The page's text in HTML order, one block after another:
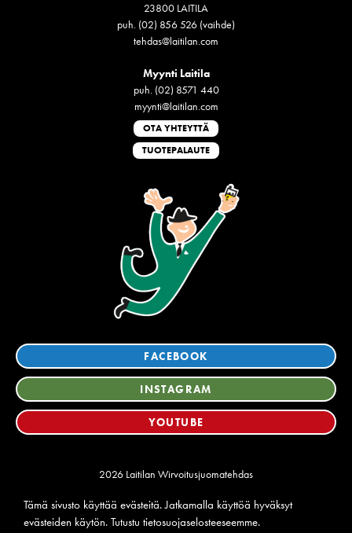
23800 LAITILA
puh. (02) 856 526 (vaihde)
tehdas@laitilan.com
Myynti Laitila
puh. (02) 8571 440
myynti@laitilan.com
OTA YHTEYTTÄ
TUOTEPALAUTE
FACEBOOK
INSTAGRAM
YOUTUBE
2026 Laitilan Wirvoitusjuomatehdas
Ilmoituskanava
Tämä sivusto käyttää evästeitä. Jatkamalla käyttöä hyväksyt
evästeiden käytön. Tutustu tietosuojaselosteeseemme.